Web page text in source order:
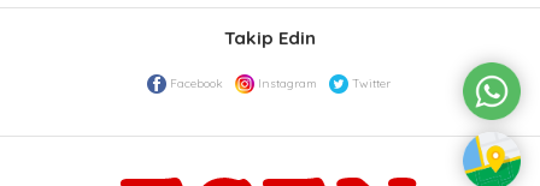
Takip Edin
Facebook Instagram Twitter